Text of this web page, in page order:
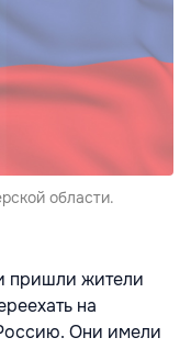
области.
пришли жители
на
Они имели